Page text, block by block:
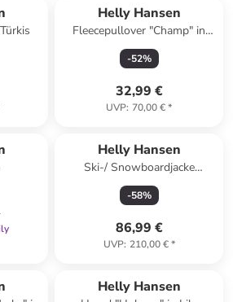
Helly Hansen
Fleecepullover "Champ" in
Hellbraun/ Schwarz
-52%
32,99 €
UVP: 70,00 €*
Helly Hansen
Ski-/ Snowboardjacke
"Cyclone" in Dunkelblau/
Hellblau/ Weiß
-58%
86,99 €
UVP: 210,00 €*
Helly Hansen